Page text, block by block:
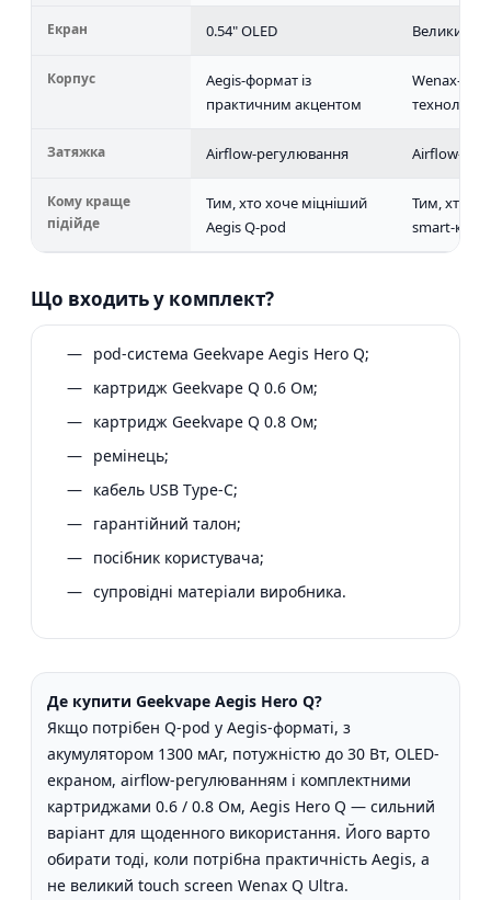
Екран 0.54" OLED Великий
Корпус
Aegis-формат із
практичним акцентом
Wenax-
Затяжка Airflow-регулювання Airflow-
Кому краще
підійде
Тим, хто хоче міцніший
Aegis Q-pod
Тим, хто
smart-
Що входить у комплект?
pod-система Geekvape Aegis Hero Q;
картридж Geekvape Q 0.6 Ом;
картридж Geekvape Q 0.8 Ом;
ремінець;
кабель USB Type-C;
гарантійний талон;
посібник користувача;
супровідні матеріали виробника.
Де купити Geekvape Aegis Hero Q?
Якщо потрібен Q-pod у Aegis-форматі, з
акумулятором 1300 мАг, потужністю до 30 Вт, OLED-
екраном, airflow-регулюванням і комплектними
картриджами 0.6 / 0.8 Ом, Aegis Hero Q — сильний
варіант для щоденного використання. Його варто
обирати тоді, коли потрібна практичність Aegis, а
не великий touch screen Wenax Q Ultra.